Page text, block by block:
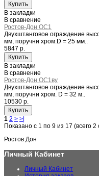
В закладки
В сравнение
Ростов-Дон ОС1
Двухштанговое ограждение
мм, поручни хром.D = 25 мм..
5847 р.
В закладки
В сравнение
Ростов-Дон ОС1ву
Двухштанговое ограждение
мм, поручни хром. D = 32 м..
10530 р.
1 2 > >|
Показано с 1 по 9 из 17 (всего 2
Ростов Дон
Личный Кабинет
Личный Кабинет